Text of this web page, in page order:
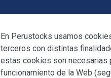
Cerrar
En Perustocks usamos
terceros con distintas
estas cookies son necesarias
funcionamiento de la Web